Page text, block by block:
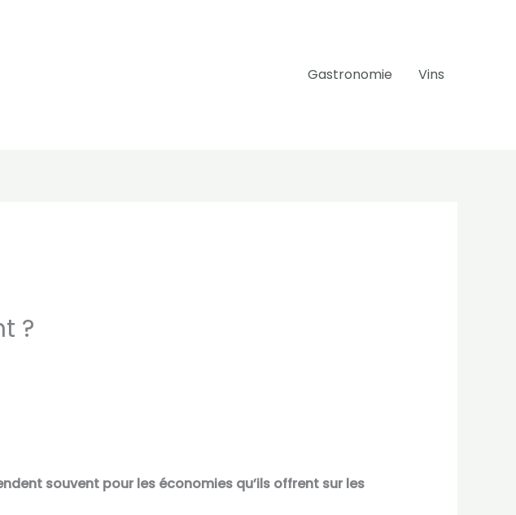
Gastronomie
Vins
?
souvent pour les économies qu’ils offrent sur les